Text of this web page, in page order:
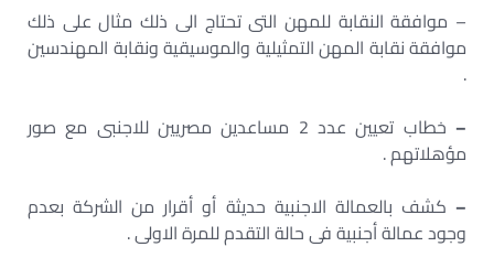
– موافقة النقابة للمهن التى تحتاج الى ذلك مثال على ذلك
موافقة نقابة المهن التمثيلية والموسيقية ونقابة المهندسين
.
–
خطاب تعيين عدد 2 مساعدين مصريين للاجنبى مع صور
مؤهلاتهم .
– كشف بالعمالة الاجنبية حديثة أو أقرار من الشركة بعدم
وجود عمالة أجنبية فى حالة التقدم للمرة الاولى .